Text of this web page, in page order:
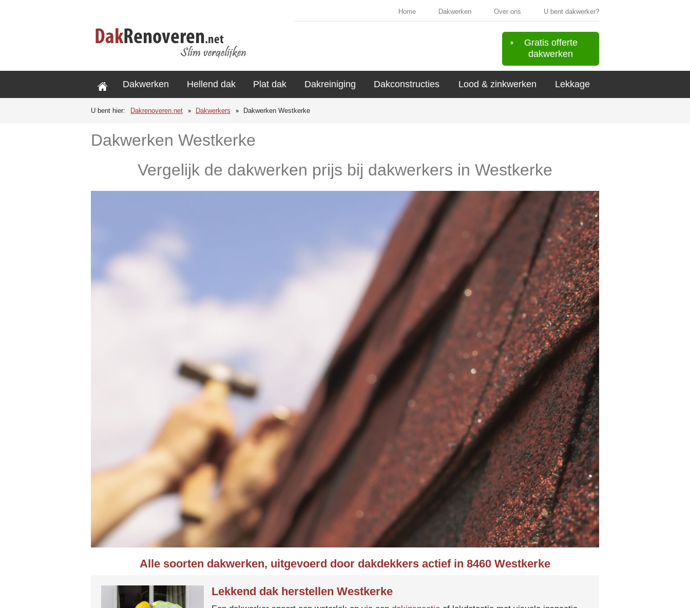
Home Dakwerken Over ons U bent dakwerker?
Gratis offerte
dakwerken
Dakwerken Hellend dak Plat dak Dakreiniging Dakconstructies Lood & zinkwerken Lekkage
U bent hier: Dakrenoveren.net Dakwerkers Dakwerken Westkerke
Dakwerken Westkerke
Vergelijk de dakwerken prijs bij dakwerkers in Westkerke
Alle soorten dakwerken, uitgevoerd door dakdekkers actief in 8460 Westkerke
Lekkend dak herstellen Westkerke